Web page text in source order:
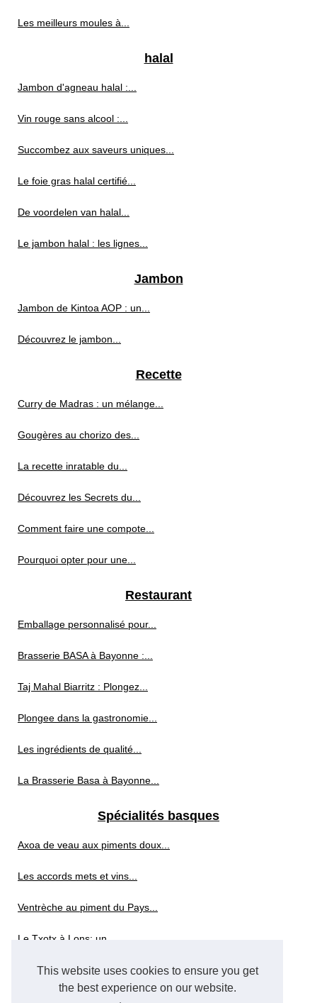
This website uses cookies to ensure you get
the best experience on our website.
Les meilleurs moules à...
halal
Jambon d'agneau halal :...
Vin rouge sans alcool :...
Succombez aux saveurs uniques...
Le foie gras halal certifié...
De voordelen van halal...
Le jambon halal : les lignes...
Jambon
Jambon de Kintoa AOP : un...
Découvrez le jambon...
Recette
Curry de Madras : un mélange...
Gougères au chorizo des...
La recette inratable du...
Découvrez les Secrets du...
Comment faire une compote...
Pourquoi opter pour une...
Restaurant
Emballage personnalisé pour...
Brasserie BASA à Bayonne :...
Taj Mahal Biarritz : Plongez...
Plongee dans la gastronomie...
Les ingrédients de qualité...
La Brasserie Basa à Bayonne...
Spécialités basques
Axoa de veau aux piments doux...
Les accords mets et vins...
Ventrèche au piment du Pays...
Le Txotx à Lons: un...
Whisky sans alcool